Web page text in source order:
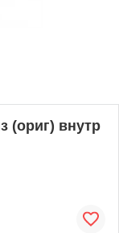
(ориг) внутр